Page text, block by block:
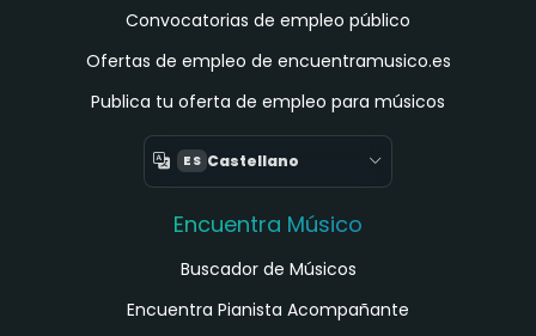
Convocatorias de empleo público
Ofertas de empleo de encuentramusico.es
Publica tu oferta de empleo para músicos
ES Castellano
Encuentra Músico
Buscador de Músicos
Encuentra Pianista Acompañante